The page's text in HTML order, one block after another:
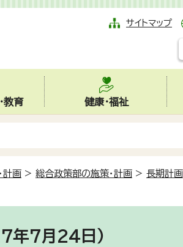
サイトマップ
教育 健康・福祉
計画 > 総合政策部の施策・計画 > 長期計画
年7月24日）